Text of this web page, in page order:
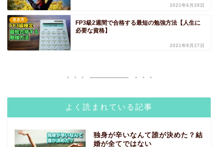
2021年6月28日
生き方
FP3級2週間で合格する最短の勉強方法【人生に
必要な資格】
2021年8月27日
よく読まれている記事
独身が辛いなんて誰が決めた？結
婚が全てではない